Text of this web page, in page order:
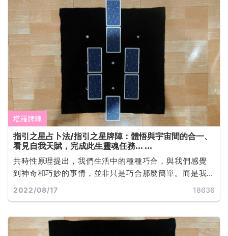
塔羅牌陣
指引之星占卜法/指引之星牌陣：體悟與宇宙間的合一、
看見自我天賦，完成此生靈魂任務... ...
共時性原理提出，我們生活中的種種巧合，與我們感覺
到神奇和巧妙的事情，並非只是巧合那麼簡單。而是我
們每個人內在的心理的狀態與外界的事物變化共同響
2022/08/17 18636